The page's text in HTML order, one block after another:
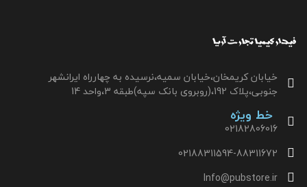
خیابان کریمخان،خیابان سمیه،نرسیده به چهارراه ایرانشهر
جنوبی،پلاک 192،(روبروی بانک سپه)طبقه 3،واحد 14
خط ویژه
02182806016
02188311594-88311672
Info@pubstore.ir